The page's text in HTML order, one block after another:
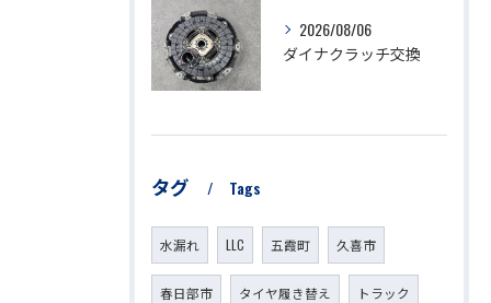
2026/08/06
ダイナクラッチ交換
タグ Tags
水漏れ LLC 五霞町 久喜市
春日部市 タイヤ履き替え トラック